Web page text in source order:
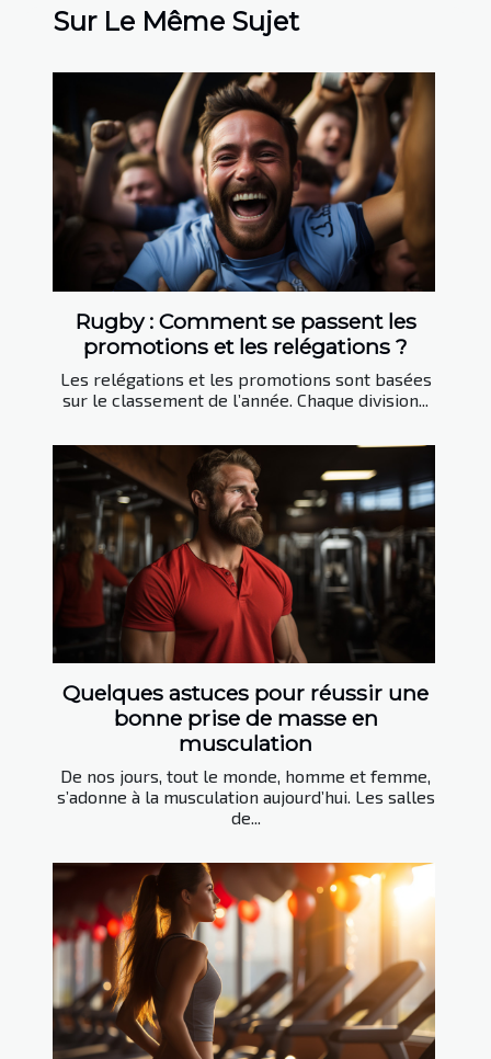
Sur Le Même Sujet
Rugby : Comment se passent les
promotions et les relégations ?
Les relégations et les promotions sont basées
sur le classement de l’année. Chaque division...
Quelques astuces pour réussir une
bonne prise de masse en
musculation
De nos jours, tout le monde, homme et femme,
s’adonne à la musculation aujourd’hui. Les salles
de...